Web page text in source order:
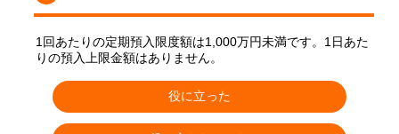
1回あたりの定期預入限度額は1,000万円未満です。1日あた
りの預入上限金額はありません。
役に立った